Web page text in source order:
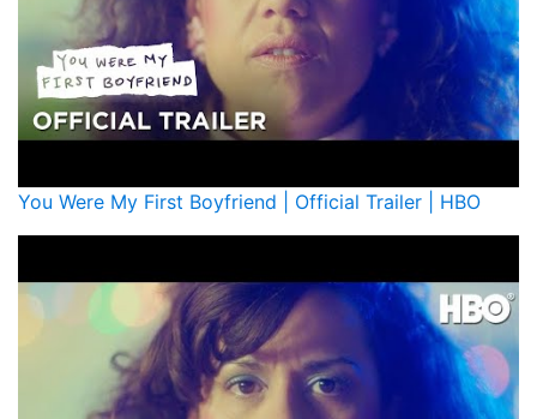
You Were My First Boyfriend | Official Trailer | HBO